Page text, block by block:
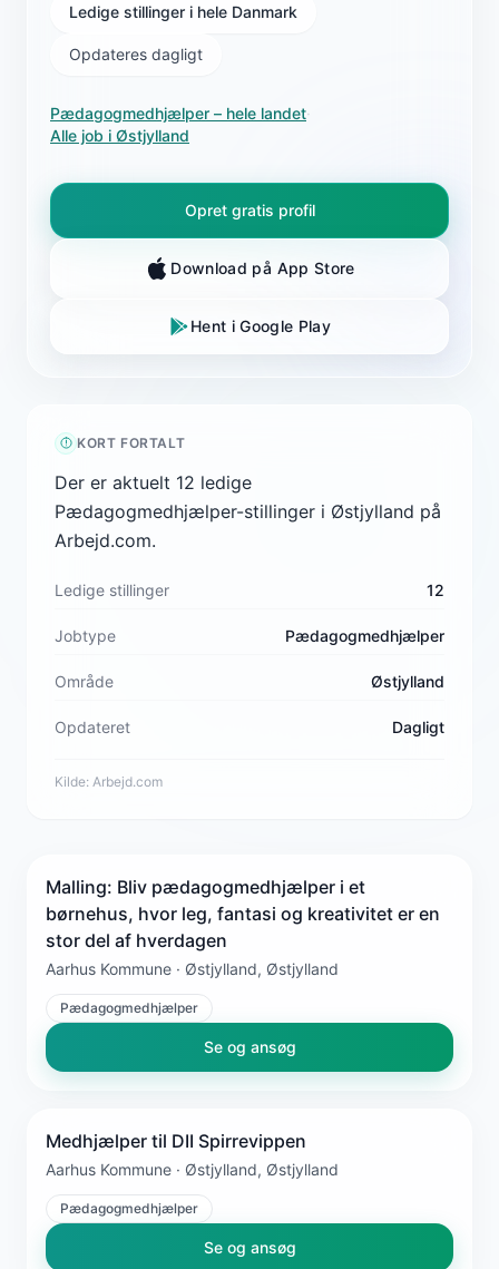
Ledige stillinger i hele Danmark
Opdateres dagligt
Pædagogmedhjælper – hele landet·
Alle job i Østjylland
Opret gratis profil
Download på App Store
Hent i Google Play
KORT FORTALT
Der er aktuelt 12 ledige
Pædagogmedhjælper-stillinger i Østjylland på
Arbejd.com.
Ledige stillinger 12
Jobtype Pædagogmedhjælper
Område Østjylland
Opdateret Dagligt
Kilde: Arbejd.com
Malling: Bliv pædagogmedhjælper i et
børnehus, hvor leg, fantasi og kreativitet er en
stor del af hverdagen
Aarhus Kommune · Østjylland, Østjylland
Pædagogmedhjælper
Se og ansøg
Medhjælper til DII Spirrevippen
Aarhus Kommune · Østjylland, Østjylland
Pædagogmedhjælper
Se og ansøg